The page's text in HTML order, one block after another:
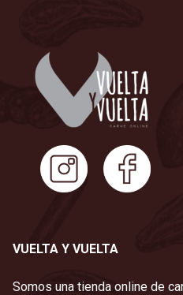
VUELTA Y VUELTA
Somos una tienda online de